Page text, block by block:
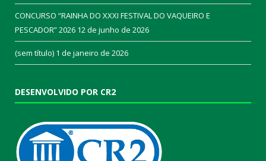
CONCURSO “RAINHA DO XXXI FESTIVAL DO VAQUEIRO E
PESCADOR” 2026 12 de junho de 2026
(sem título) 1 de janeiro de 2026
DESENVOLVIDO POR CR2